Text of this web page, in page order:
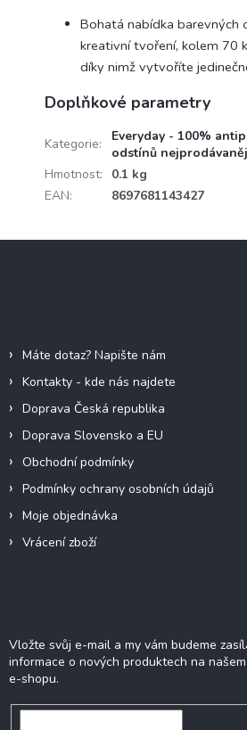
Bohatá nabídka barevných
kreativní tvoření, kolem 70
díky nimž vytvoříte
Doplňkové parametry
Kategorie:
Everyday - 100%
odstínů
Hmotnost:
0.1 kg
EAN: 8697681143427
Máte dotaz? Napište nám
Kontakty - kde nás najdete
Doprava Česká republika
Doprava Slovensko a EU
Obchodní podmínky
Podmínky ochrany osobních údajů
Moje objednávka
Vrácení zboží
Vložte svůj e-mail a my vám budeme
informace o nových produktech na našem
e-shopu.